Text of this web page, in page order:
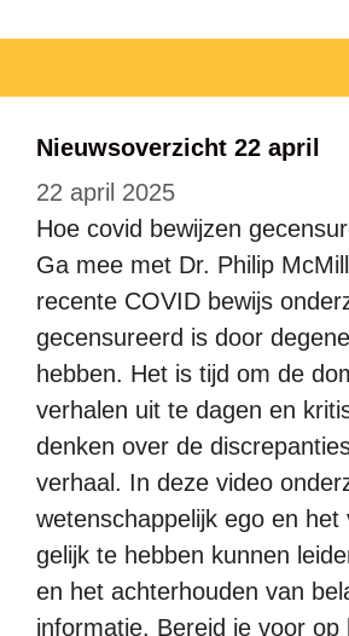
Nieuwsoverzicht 22 april
22 april 2025
Hoe covid bewijzen
Ga mee met Dr. Philip
recente COVID bewijs
gecensureerd is door
hebben. Het is tijd om de
verhalen uit te dagen en
denken over de
verhaal. In deze video
wetenschappelijk ego en het
gelijk te hebben kunnen
en het achterhouden van
informatie. Bereid je voor op